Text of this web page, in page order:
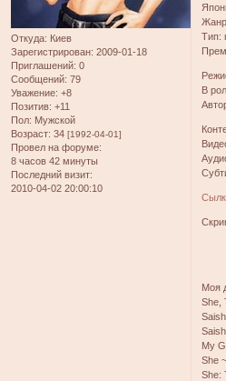
Откуда: Киев
Зарегистрирован: 2009-01-18
Приглашений: 0
Сообщений: 79
Уважение: +8
Позитив: +11
Пол: Мужской
Возраст: 34 [1992-04-01]
Провел на форуме:
8 часов 42 минуты
Последний визит:
2010-04-02 20:00:10
Тип:
В
Моя
She,
My
She
She: